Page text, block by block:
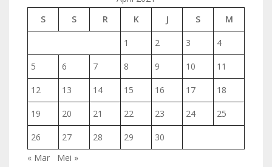
S
S R K J S M
1 2 3 4
5 6 7 8 9 10 11
12 13 14 15 16 17 18
19 20 21 22 23 24 25
26 27 28 29
30
« Mar
Mei »